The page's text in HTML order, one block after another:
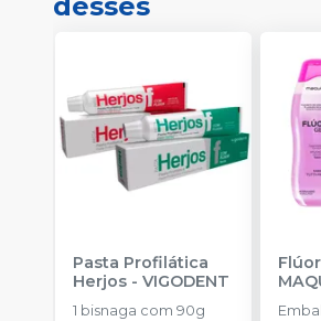
Pasta Profilática
Herjos -VIGODENT
1 bisnaga com 90g